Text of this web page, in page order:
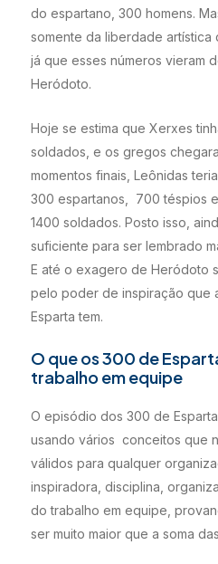
do espartano, 300 homens.
somente da liberdade
já que esses números vieram
Heródoto.
Hoje se estima que Xerxes
soldados, e os gregos
momentos finais, Leônidas
300 espartanos, 700 téspios
1400 soldados. Posto isso,
suficiente para ser lembrado
E até o exagero de Heródoto
pelo poder de inspiração que
Esparta tem.
O que os 300 de
trabalho em equipe
O episódio dos 300 de
usando vários conceitos que
válidos para qualquer
inspiradora, disciplina,
do trabalho em equipe,
ser muito maior que a soma